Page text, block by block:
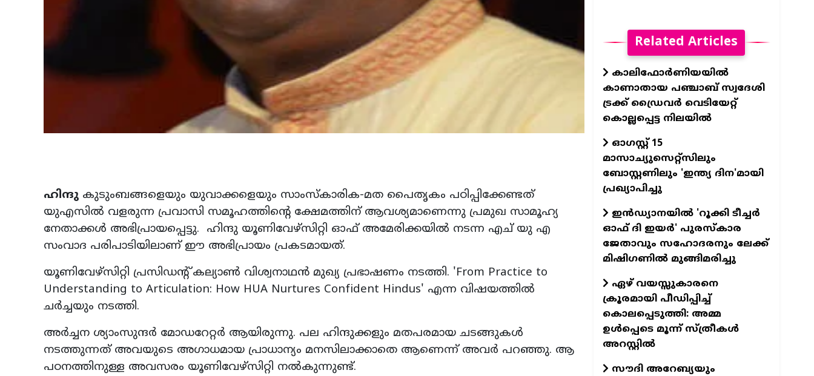
ഹിന്ദു കുടുംബങ്ങളെയും യുവാക്കളെയും സാംസ്‌കാരിക-മത പൈതൃകം പഠിപ്പിക്കേണ്ടത്
യുഎസിൽ വളരുന്ന പ്രവാസി സമൂഹത്തിന്റെ ക്ഷേമത്തിന് ആവശ്യമാണെന്നു പ്രമുഖ സാമൂഹ്യ
നേതാക്കൾ അഭിപ്രായപ്പെട്ടു. ഹിന്ദു യൂണിവേഴ്സിറ്റി ഓഫ് അമേരിക്കയിൽ നടന്ന എച് യു എ
സംവാദ പരിപാടിയിലാണ് ഈ അഭിപ്രായം പ്രകടമായത്.
യൂണിവേഴ്സിറ്റി പ്രസിഡന്റ് കല്യാൺ വിശ്വനാഥൻ മുഖ്യ പ്രഭാഷണം നടത്തി. 'From Practice to
Understanding to Articulation: How HUA Nurtures Confident Hindus' എന്ന വിഷയത്തിൽ
ചർച്ചയും നടത്തി.
അർച്ചന ശ്യാംസുന്ദർ മോഡറേറ്റർ ആയിരുന്നു. പല ഹിന്ദുക്കളും മതപരമായ ചടങ്ങുകൾ
നടത്തുന്നത് അവയുടെ അഗാധമായ പ്രാധാന്യം മനസിലാക്കാതെ ആണെന്ന് അവർ പറഞ്ഞു. ആ
പഠനത്തിനുള്ള അവസരം യൂണിവേഴ്സിറ്റി നൽകുന്നുണ്ട്.
Related Articles
കാലിഫോര്‍ണിയയില്‍
കാണാതായ പഞ്ചാബ് സ്വദേശി
ട്രക്ക് ഡ്രൈവര്‍ വെടിയേറ്റ്
കൊല്ലപ്പെട്ട നിലയില്‍
ഓഗസ്റ്റ് 15
മാസാച്യുസെറ്റ്സിലും
ബോസ്റ്റണിലും 'ഇന്ത്യ ദിന'മായി
പ്രഖ്യാപിച്ചു
ഇന്‍ഡ്യാനയില്‍ 'റൂക്കി ടീച്ചര്‍
ഓഫ് ദി ഇയര്‍' പുരസ്‌കാര
ജേതാവും സഹോദരനും ലേക്ക്
മിഷിഗണില്‍ മുങ്ങിമരിച്ചു
ഏഴ് വയസ്സുകാരനെ
ക്രൂരമായി പീഡിപ്പിച്ച്
കൊലപ്പെടുത്തി: അമ്മ
ഉള്‍പ്പെടെ മൂന്ന് സ്ത്രീകള്‍
അറസ്റ്റില്‍
സൗദി അറേബ്യയും